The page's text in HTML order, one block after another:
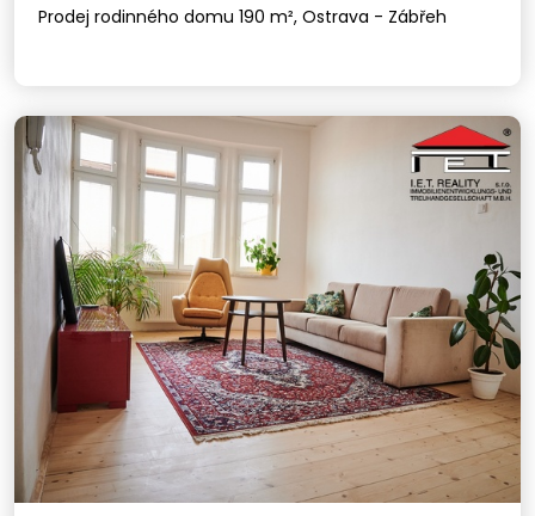
Prodej rodinného domu 190 m², Ostrava - Zábřeh